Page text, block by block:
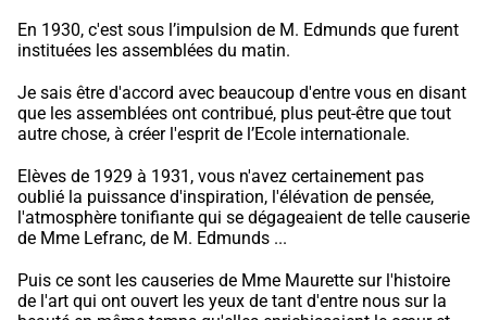
En 1930, c'est sous l’impulsion de M. Edmunds que furent
instituées les assemblées du matin.
Je sais être d'accord avec beaucoup d'entre vous en disant
que les assemblées ont contribué, plus peut-être que tout
autre chose, à créer l'esprit de l’Ecole internationale.
Elèves de 1929 à 1931, vous n'avez certainement pas
oublié la puissance d'inspiration, l'élévation de pensée,
l'atmosphère tonifiante qui se dégageaient de telle causerie
de Mme Lefranc, de M. Edmunds ...
Puis ce sont les causeries de Mme Maurette sur l'histoire
de l'art qui ont ouvert les yeux de tant d'entre nous sur la